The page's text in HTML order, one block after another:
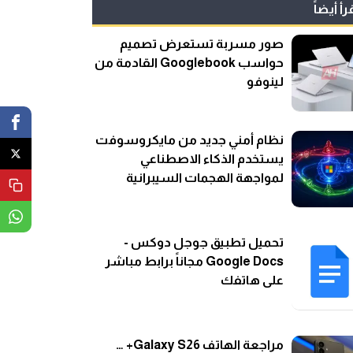
أيضاً
صور مسربة تستعرض تصميم
حواسب Googlebook القادمة من
لينوفو
نظام أمني جديد من مايكروسوفت
يستخدم الذكاء الاصطناعي
لمواجهة الهجمات السيبرانية
تحميل تطبيق جوجل دوكس -
Google Docs مجاناً برابط مباشر
على هاتفك
مراجعة الهاتف Galaxy S26+ …